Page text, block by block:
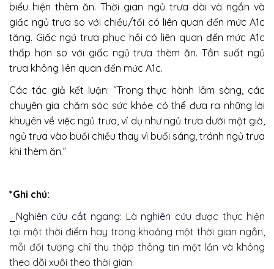
biểu hiện thèm ăn. Thời gian ngủ trưa dài và ngắn và
giấc ngủ trưa so với chiều/tối có liên quan đến mức A1c
tăng. Giấc ngủ trưa phục hồi có liên quan đến mức A1c
thấp hơn so với giấc ngủ trưa thèm ăn. Tần suất ngủ
trưa không liên quan đến mức A1c.
Các tác giả kết luận: “Trong thực hành lâm sàng, các
chuyên gia chăm sóc sức khỏe có thể đưa ra những lời
khuyên về việc ngủ trưa, ví dụ như ngủ trưa dưới một giờ,
ngủ trưa vào buổi chiều thay vì buổi sáng, tránh ngủ trưa
khi thèm ăn.”
*Ghi chú:
_Nghiên cứu cắt ngang: Là nghiên cứu được thực hiện
tại một thời điểm hay trong khoảng một thời gian ngắn,
mỗi đối tượng chỉ thu thập thông tin một lần và không
theo dõi xuôi theo thời gian.